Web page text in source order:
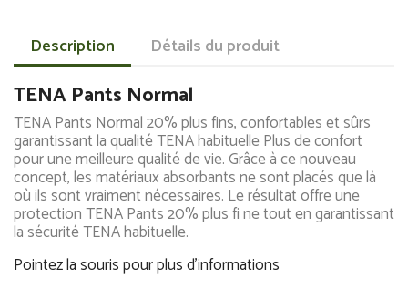
Description Détails du produit
TENA Pants Normal
TENA Pants Normal 20% plus fins, confortables et sûrs
garantissant la qualité TENA habituelle Plus de confort
pour une meilleure qualité de vie. Grâce à ce nouveau
concept, les matériaux absorbants ne sont placés que là
où ils sont vraiment nécessaires. Le résultat offre une
protection TENA Pants 20% plus fi ne tout en garantissant
la sécurité TENA habituelle.
Pointez la souris pour plus d'informations